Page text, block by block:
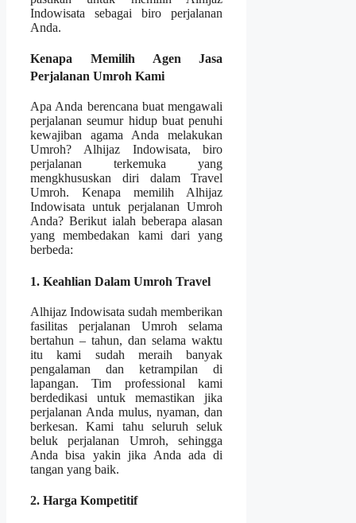
Indowisata sebagai biro perjalanan
Anda.
Kenapa Memilih Agen Jasa
Perjalanan Umroh Kami
Apa Anda berencana buat mengawali
perjalanan seumur hidup buat penuhi
kewajiban agama Anda melakukan
Umroh? Alhijaz Indowisata, biro
perjalanan terkemuka yang
mengkhususkan diri dalam Travel
Umroh. Kenapa memilih Alhijaz
Indowisata untuk perjalanan Umroh
Anda? Berikut ialah beberapa alasan
yang membedakan kami dari yang
berbeda:
1. Keahlian Dalam Umroh Travel
Alhijaz Indowisata sudah memberikan
fasilitas perjalanan Umroh selama
bertahun – tahun, dan selama waktu
itu kami sudah meraih banyak
pengalaman dan ketrampilan di
lapangan. Tim professional kami
berdedikasi untuk memastikan jika
perjalanan Anda mulus, nyaman, dan
berkesan. Kami tahu seluruh seluk
beluk perjalanan Umroh, sehingga
Anda bisa yakin jika Anda ada di
tangan yang baik.
2. Harga Kompetitif